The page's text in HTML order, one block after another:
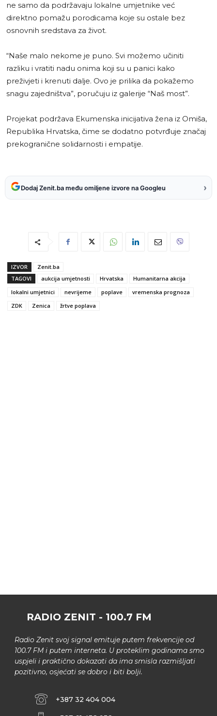
ne samo da podržavaju lokalne umjetnike već
direktno pomažu porodicama koje su ostale bez
osnovnih sredstava za život.
“Naše malo nekome je puno. Svi možemo učiniti
razliku i vratiti nadu onima koji su u panici kako
preživjeti i krenuti dalje. Ovo je prilika da pokažemo
snagu zajedništva”, poručuju iz galerije “Naš most”.
Projekat podržava Ekumenska inicijativa žena iz Omiša,
Republika Hrvatska, čime se dodatno potvrđuje značaj
prekogranične solidarnosti i empatije.
Dodaj Zenit.ba među omiljene izvore na Googleu ›
IZVOR
Zenit.ba
TAGOVI
aukcija umjetnosti Hrvatska
Humanitarna akcija
lokalni umjetnici
nevrijeme poplave
vremenska prognoza
ZDK
Zenica žrtve poplava
RADIO ZENIT - 100.7 FM
Radio Zenit svoj signal emituje putem frekvencije od
100.7 FM i putem interneta. U proteklim godinama smo
uspjeli i praktično dokazati da ima smisla razmišljati
pozitivno, osjećati se dobro i biti bolji.
+387 32 404 004